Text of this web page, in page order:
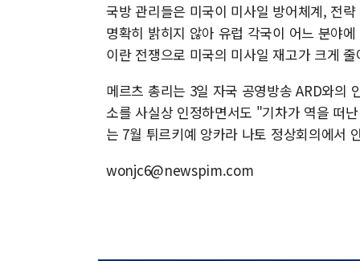
국방 관리들은 미국이 미사일 방어체계, 전
명확히 밝히지 않아 유럽 각국이 어느 분야
이란 전쟁으로 미국의 미사일 재고가 크게
메르츠 총리는 3일 자국 공영방송 ARD와의
소를 사실상 인정하면서도 "기차가 역을 떠
는 7월 튀르키예 앙카라 나토 정상회의에서
wonjc6@newspim.com